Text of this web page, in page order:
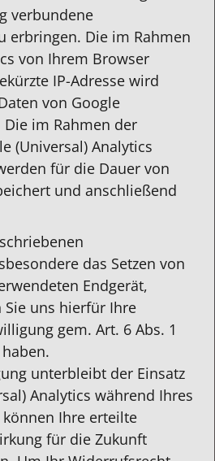
verbundene
erbringen. Die im Rahmen
von Ihrem Browser
IP-Adresse wird
von Google
im Rahmen der
(Universal) Analytics
für die Dauer von
und anschließend
das Setzen von
Endgerät,
uns hierfür Ihre
gem. Art. 6 Abs. 1
unterbleibt der Einsatz
Analytics während Ihres
können Ihre erteilte
für die Zukunft